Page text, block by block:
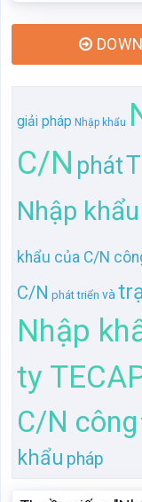
giải pháp Nhập khẩu
C/N phát
Nhập
khẩu của C/N
C/N phát triển và
Nhập
ty
C/N công
khẩu pháp